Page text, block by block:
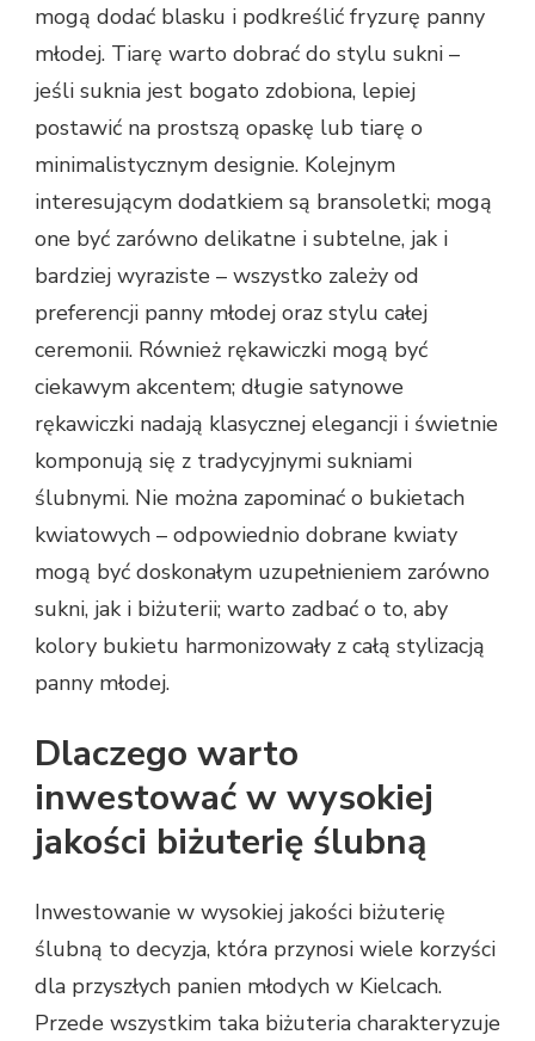
mogą dodać blasku i podkreślić fryzurę panny
młodej. Tiarę warto dobrać do stylu sukni –
jeśli suknia jest bogato zdobiona, lepiej
postawić na prostszą opaskę lub tiarę o
minimalistycznym designie. Kolejnym
interesującym dodatkiem są bransoletki; mogą
one być zarówno delikatne i subtelne, jak i
bardziej wyraziste – wszystko zależy od
preferencji panny młodej oraz stylu całej
ceremonii. Również rękawiczki mogą być
ciekawym akcentem; długie satynowe
rękawiczki nadają klasycznej elegancji i świetnie
komponują się z tradycyjnymi sukniami
ślubnymi. Nie można zapominać o bukietach
kwiatowych – odpowiednio dobrane kwiaty
mogą być doskonałym uzupełnieniem zarówno
sukni, jak i biżuterii; warto zadbać o to, aby
kolory bukietu harmonizowały z całą stylizacją
panny młodej.
Dlaczego warto
inwestować w wysokiej
jakości biżuterię ślubną
Inwestowanie w wysokiej jakości biżuterię
ślubną to decyzja, która przynosi wiele korzyści
dla przyszłych panien młodych w Kielcach.
Przede wszystkim taka biżuteria charakteryzuje